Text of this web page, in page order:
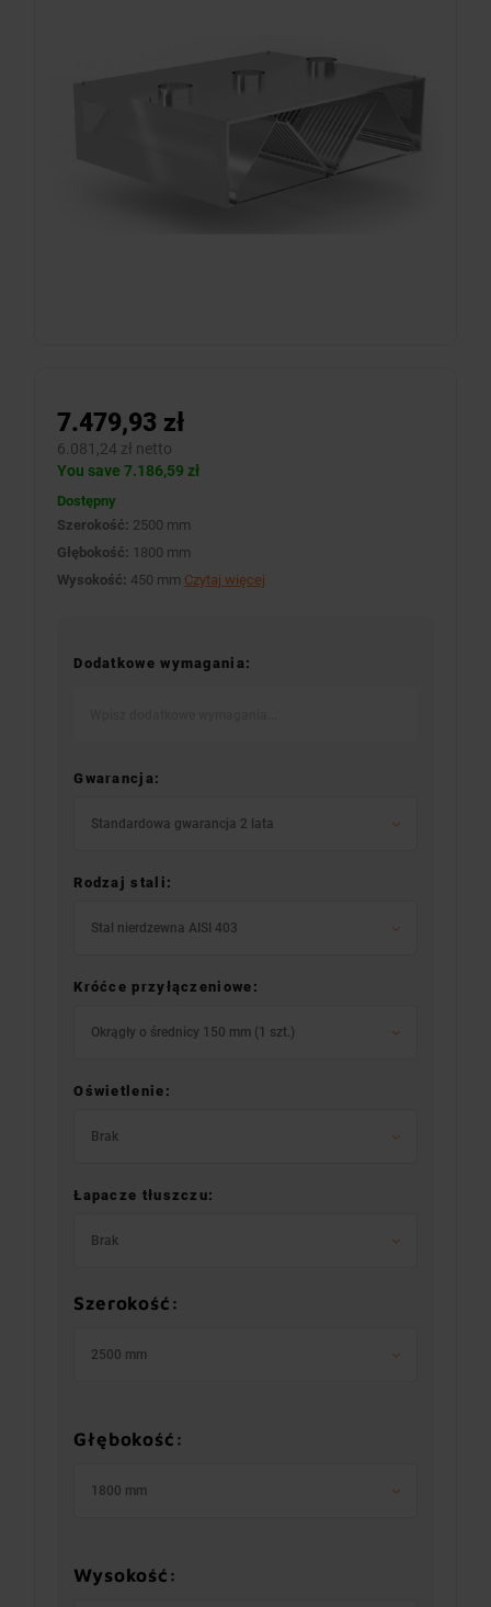
7.479,93 zł
6.081,24 zł netto
You save 7.186,59 zł
Dostępny
Szerokość: 2500 mm
Głębokość: 1800 mm
Wysokość: 450 mm Czytaj więcej
Dodatkowe wymagania:
Gwarancja:
Standardowa gwarancja 2 lata
Rodzaj stali:
Stal nierdzewna AISI 403
Króćce przyłączeniowe:
Okrągły o średnicy 150 mm (1 szt.)
Oświetlenie:
Brak
Łapacze tłuszczu:
Brak
Szerokość:
2500 mm
Głębokość:
1800 mm
Wysokość: